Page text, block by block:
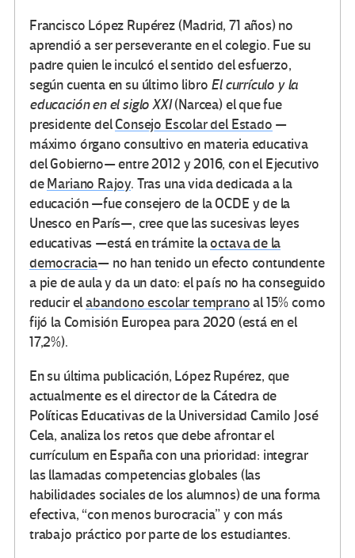
Francisco López Rupérez (Madrid, 71 años) no
aprendió a ser perseverante en el colegio. Fue su
padre quien le inculcó el sentido del esfuerzo,
según cuenta en su último libro El currículo y la
educación en el siglo XXI(Narcea) el que fue
presidente delConsejo Escolar del Estado —
máximo órgano consultivo en materia educativa
del Gobierno— entre 2012 y 2016, con el Ejecutivo
deMariano Rajoy. Tras una vida dedicada a la
educación —fue consejero de la OCDE y de la
Unesco en París—, cree que las sucesivas leyes
educativas —está en trámite laoctava de la
democracia— no han tenido un efecto contundente
a pie de aula y da un dato: el país no ha conseguido
reducir elabandono escolar tempranoal 15% como
fijó la Comisión Europea para 2020 (está en el
17,2%).
En su última publicación, López Rupérez, que
actualmente es el director de la Cátedra de
Políticas Educativas de la Universidad Camilo José
Cela, analiza los retos que debe afrontar el
currículum en España con una prioridad: integrar
las llamadas competencias globales (las
habilidades sociales de los alumnos) de una forma
efectiva, “con menos burocracia” y con más
trabajo práctico por parte de los estudiantes.